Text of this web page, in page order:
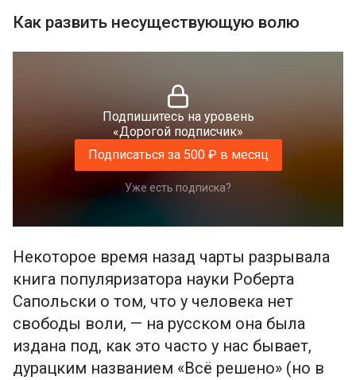
Как развить несуществующую волю
Подпишитесь на уровень
«Дорогой подписчик»
Подписаться за 500 ₽ в месяц
Уже есть подписка?
Некоторое время назад чарты разрывала
книга популяризатора науки Роберта
Сапольски о том, что у человека нет
свободы воли, — на русском она была
издана под, как это часто у нас бывает,
дурацким названием «Всё решено» (но в